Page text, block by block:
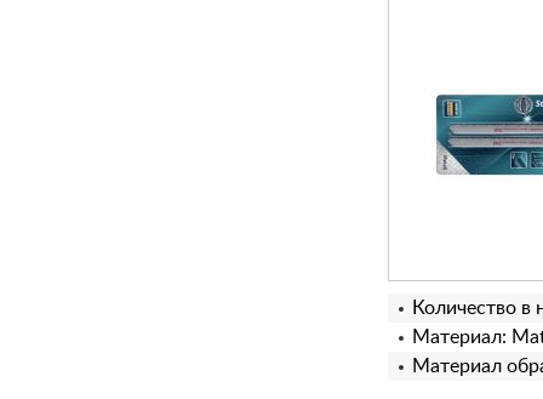
Количество в
Материал:
Материал